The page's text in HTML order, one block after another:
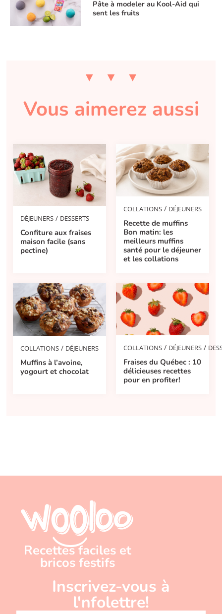
Pâte à modeler au Kool-Aid qui
sent les fruits
Vous aimerez aussi
DÉJEUNERS / DESSERTS
Confiture aux fraises
maison facile (sans
pectine)
COLLATIONS / DÉJEUNERS
Recette de muffins
Bon matin: les
meilleurs muffins
santé pour le déjeuner
et les collations
COLLATIONS / DÉJEUNERS
Muffins à l’avoine,
yogourt et chocolat
COLLATIONS / DÉJEUNERS /
Fraises du Québec : 10
délicieuses recettes
pour en profiter!
Recettes faciles et
bricos festifs
Inscrivez-vous à
l'nfolettre!